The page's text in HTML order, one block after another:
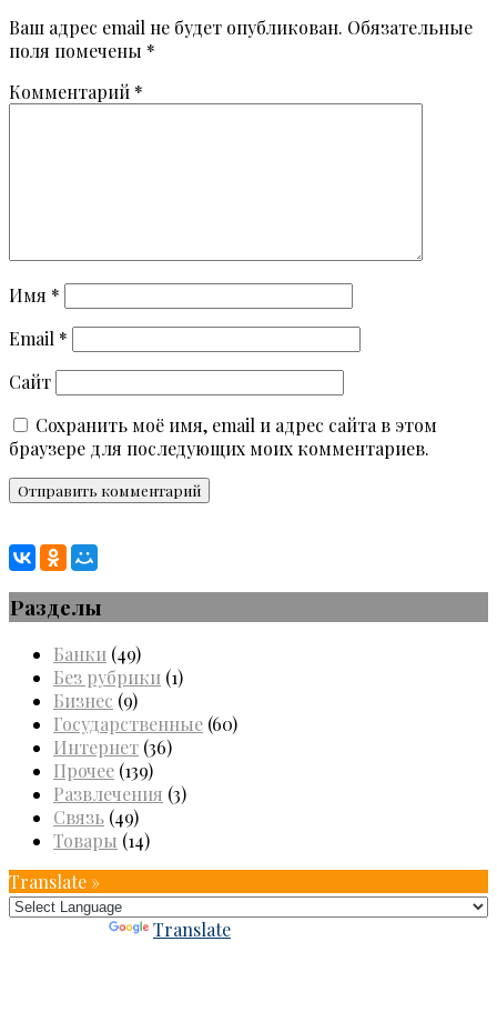
Ваш адрес email не будет опубликован. Обязательные
поля помечены *
Комментарий *
Имя *
Email *
Сайт
Сохранить моё имя, email и адрес сайта в этом
браузере для последующих моих комментариев.
Разделы
Банки (49)
Без рубрики (1)
Бизнес (9)
Государственные (60)
Интернет (36)
Прочее (139)
Развлечения (3)
Связь (49)
Товары (14)
Translate »
Translate